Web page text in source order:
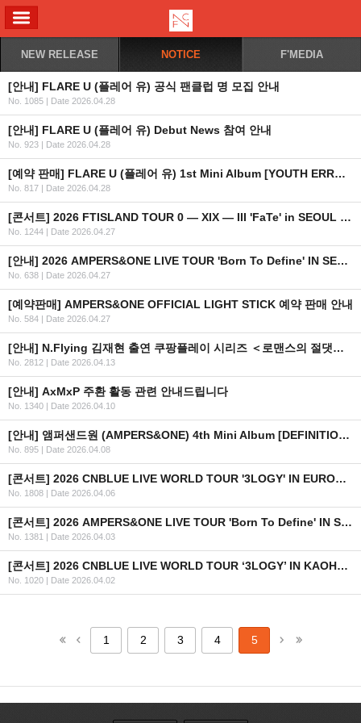
NEW RELEASE NOTICE F'MEDIA
[안내] FLARE U (플레어 유) 공식 팬클럽 명 모집 안내
No. 1085 | Date 2026.04.28
[안내] FLARE U (플레어 유) Debut News 참여 안내
No. 923 | Date 2026.04.28
[예약 판매] FLARE U (플레어 유) 1st Mini Album [YOUTH ERROR] 예약 판매 안내
No. 817 | Date 2026.04.28
[콘서트] 2026 FTISLAND TOUR 0 — XIX — III 'FaTe' in SEOUL 안내
No. 1244 | Date 2026.04.27
[안내] 2026 AMPERS&ONE LIVE TOUR 'Born To Define' IN SEOUL OFFICIAL MD 현장 판매 안내
No. 638 | Date 2026.04.27
[예약판매] AMPERS&ONE OFFICIAL LIGHT STICK 예약 판매 안내
No. 584 | Date 2026.04.27
[안내] N.Flying 김재현 출연 쿠팡플레이 시리즈 ＜로맨스의 절댓값＞ 공개 일정 안내
No. 2812 | Date 2026.04.13
[안내] AxMxP 주환 활동 관련 안내드립니다
No. 1340 | Date 2026.04.10
[안내] 앰퍼샌드원 (AMPERS&ONE) 4th Mini Album [DEFINITION] 공개
No. 895 | Date 2026.04.08
[콘서트] 2026 CNBLUE LIVE WORLD TOUR '3LOGY' IN EUROPE 개최 안내
No. 1808 | Date 2026.04.06
[콘서트] 2026 AMPERS&ONE LIVE TOUR 'Born To Define' IN SEOUL 안내
No. 1381 | Date 2026.04.03
[콘서트] 2026 CNBLUE LIVE WORLD TOUR ‘3LOGY’ IN KAOHSIUNG 추가 회차 안내
No. 1020 | Date 2026.04.02
1 2 3 4 5